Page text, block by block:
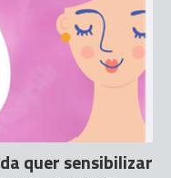
quer sensibilizar